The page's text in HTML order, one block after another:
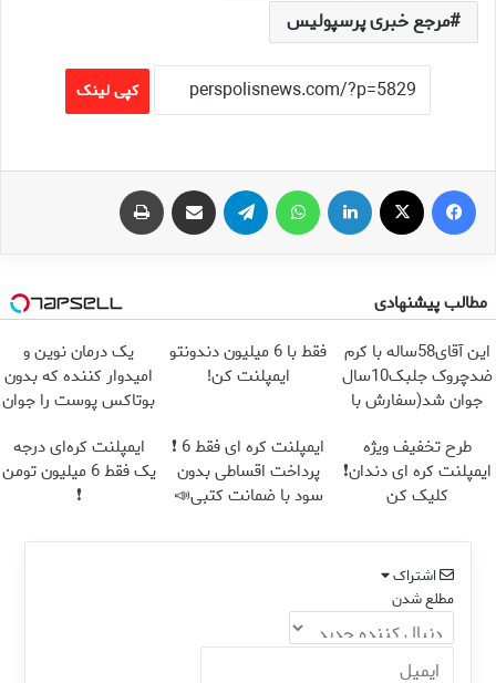
مرجع خبری پرسپولیس
کپی لینک
فیس بوک لینکدین واتس آپ تلگرام اشتراک گذاری از طریق ایمیل
مطالب پیشنهادی
این آقای58ساله با کرم
ضدچروک جلبک10سال
جوان شد(سفارش با
فقط با 6 میلیون دندونتو
ایمپلنت کن!
یک درمان نوین و
امیدوار کننده که بدون
بوتاکس پوست را جوان
طرح تخفیف ویژه
ایمپلنت کره ای دندان❗
کلیک کن
ایمپلنت کره ای فقط 6 ❗
پرداخت اقساطی بدون
سود با ضمانت کتبی📣
ایمپلنت کره‌ای درجه
یک فقط 6 میلیون تومن
❗
اشتراک
مطلع شدن